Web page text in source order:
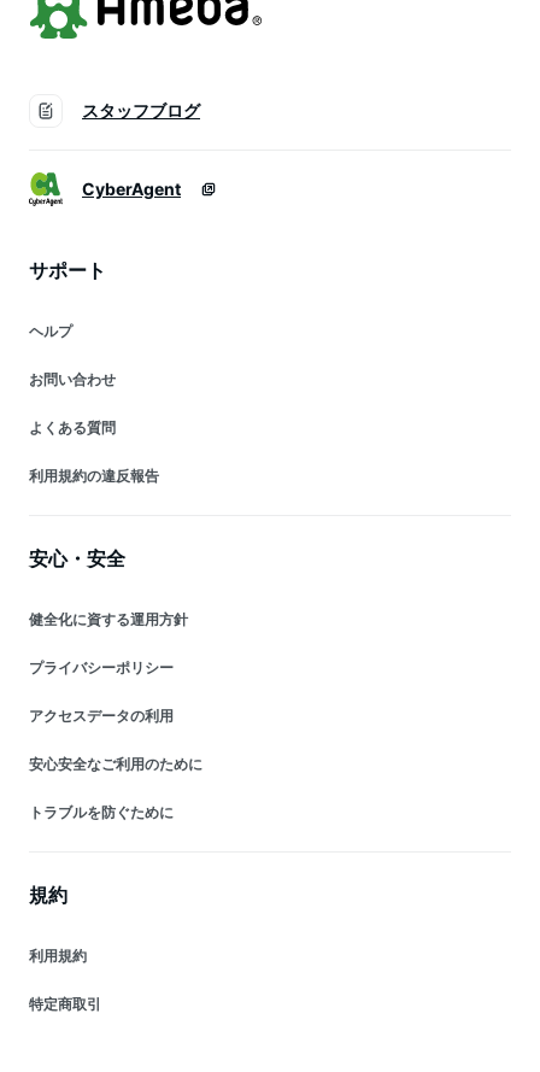
スタッフブログ
CyberAgent
サポート
ヘルプ
お問い合わせ
よくある質問
利用規約の違反報告
安心・安全
健全化に資する運用方針
プライバシーポリシー
アクセスデータの利用
安心安全なご利用のために
トラブルを防ぐために
規約
利用規約
特定商取引